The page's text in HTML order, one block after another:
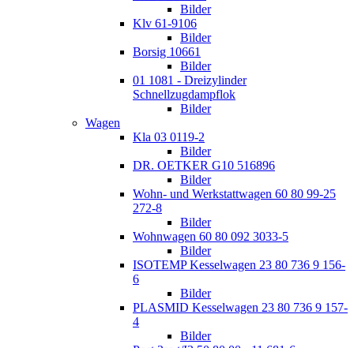
Bilder
Klv 61-9106
Bilder
Borsig 10661
Bilder
01 1081 - Dreizylinder
Schnellzugdampflok
Bilder
Wagen
Kla 03 0119-2
Bilder
DR. OETKER G10 516896
Bilder
Wohn- und Werkstattwagen 60 80 99-25
272-8
Bilder
Wohnwagen 60 80 092 3033-5
Bilder
ISOTEMP Kesselwagen 23 80 736 9 156-
6
Bilder
PLASMID Kesselwagen 23 80 736 9 157-
4
Bilder